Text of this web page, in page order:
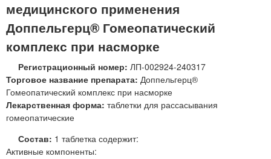
медицинского применения
Доппельгерц® Гомеопатический
комплекс при насморке
Регистрационный номер: ЛП-002924-240317
Торговое название препарата: Доппельгерц®
Гомеопатический комплекс при насморке
Лекарственная форма: таблетки для рассасывания
гомеопатические
Состав: 1 таблетка содержит:
Активные компоненты: